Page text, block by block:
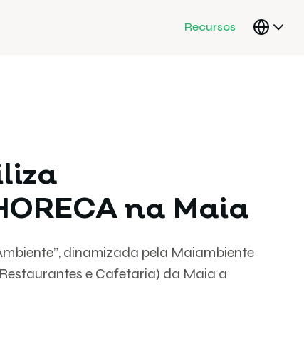
Recursos
na Maia
dinamizada pela Maiambiente
e Cafetaria) da Maia a